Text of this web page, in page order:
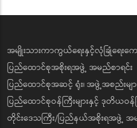
အမျိုးသားကာကွယ်ရေးနှင့်လုံခြုံရေးက
ပြည်ထောင်စုအစိုးရအဖွဲ့ အမည်စာရင်း
ပြည်ထောင်စုအဆင့် ရုံး၊ အဖွဲ့အစည်းမျာ
ပြည်ထောင်စုဝန်ကြီးများနှင့် ဒုတိယဝန်က
တိုင်းဒေသကြီး/ပြည်နယ်အစိုးရအဖွဲ့ အ